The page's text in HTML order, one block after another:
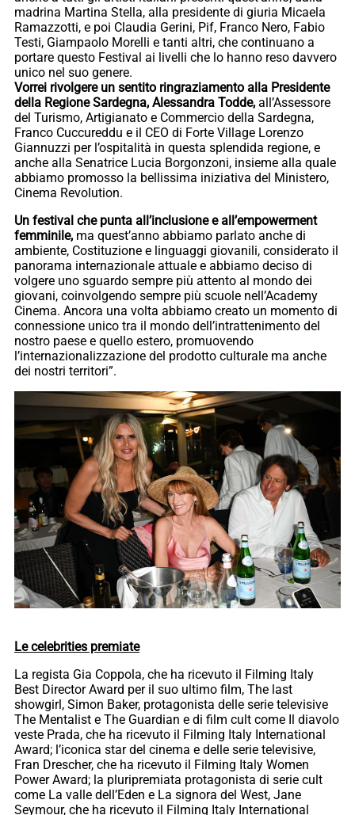
madrina Martina Stella, alla presidente di giuria Micaela
Ramazzotti, e poi Claudia Gerini, Pif, Franco Nero, Fabio
Testi, Giampaolo Morelli e tanti altri, che continuano a
portare questo Festival ai livelli che lo hanno reso davvero
unico nel suo genere.
Vorrei rivolgere un sentito ringraziamento alla Presidente
della Regione Sardegna, Alessandra Todde, all’Assessore
del Turismo, Artigianato e Commercio della Sardegna,
Franco Cuccureddu e il CEO di Forte Village Lorenzo
Giannuzzi per l’ospitalità in questa splendida regione, e
anche alla Senatrice Lucia Borgonzoni, insieme alla quale
abbiamo promosso la bellissima iniziativa del Ministero,
Cinema Revolution.
Un festival che punta all’inclusione e all’empowerment
femminile, ma quest’anno abbiamo parlato anche di
ambiente, Costituzione e linguaggi giovanili, considerato il
panorama internazionale attuale e abbiamo deciso di
volgere uno sguardo sempre più attento al mondo dei
giovani, coinvolgendo sempre più scuole nell’Academy
Cinema. Ancora una volta abbiamo creato un momento di
connessione unico tra il mondo dell’intrattenimento del
nostro paese e quello estero, promuovendo
l’internazionalizzazione del prodotto culturale ma anche
dei nostri territori”.
Le celebrities premiate
La regista Gia Coppola, che ha ricevuto il Filming Italy
Best Director Award per il suo ultimo film, The last
showgirl, Simon Baker, protagonista delle serie televisive
The Mentalist e The Guardian e di film cult come Il diavolo
veste Prada, che ha ricevuto il Filming Italy International
Award; l’iconica star del cinema e delle serie televisive,
Fran Drescher, che ha ricevuto il Filming Italy Women
Power Award; la pluripremiata protagonista di serie cult
come La valle dell’Eden e La signora del West, Jane
Seymour, che ha ricevuto il Filming Italy International